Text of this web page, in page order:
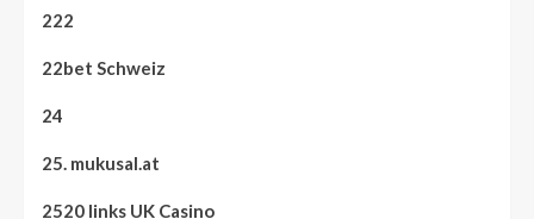
222
22bet Schweiz
24
25. mukusal.at
2520 links UK Casino